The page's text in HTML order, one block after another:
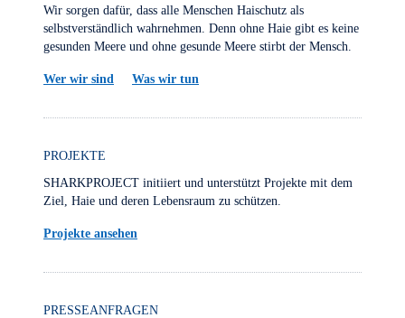
Wir sorgen dafür, dass alle Menschen Haischutz als
selbstverständlich wahrnehmen. Denn ohne Haie gibt es keine
gesunden Meere und ohne gesunde Meere stirbt der Mensch.
Wer wir sind Was wir tun
PROJEKTE
SHARKPROJECT initiiert und unterstützt Projekte mit dem
Ziel, Haie und deren Lebensraum zu schützen.
Projekte ansehen
PRESSEANFRAGEN